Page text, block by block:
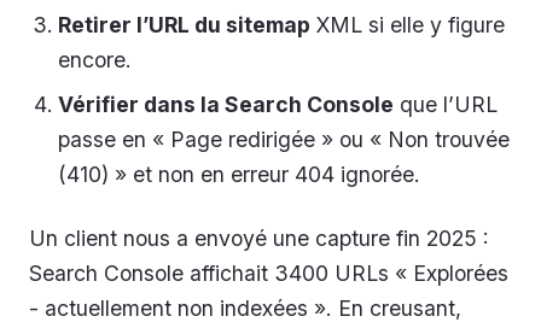
Retirer l’URL du sitemap XML si elle y figure
encore.
Vérifier dans la Search Console que l’URL
passe en « Page redirigée » ou « Non trouvée
(410) » et non en erreur 404 ignorée.
Un client nous a envoyé une capture fin 2025 :
Search Console affichait 3400 URLs « Explorées
- actuellement non indexées ». En creusant,